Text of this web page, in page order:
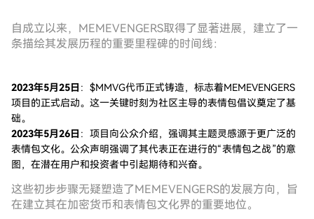
自成立以来，MEMEVENGERS取得了显著进展，建立了一
条描绘其发展历程的重要里程碑的时间线：
2023年5月25日 ：$MMVG代币正式铸造，标志着MEMEVENGERS
项目的正式启动。这一关键时刻为社区主导的表情包倡议奠定了基
础。
2023年5月26日 ：项目向公众介绍，强调其主题灵感源于更广泛的
表情包文化。公众声明强调了其代表正在进行的“表情包之战”的意
图，在潜在用户和投资者中引起期待和兴奋。
这些初步步骤无疑塑造了MEMEVENGERS的发展方向，旨
在建立其在加密货币和表情包文化界的重要地位。